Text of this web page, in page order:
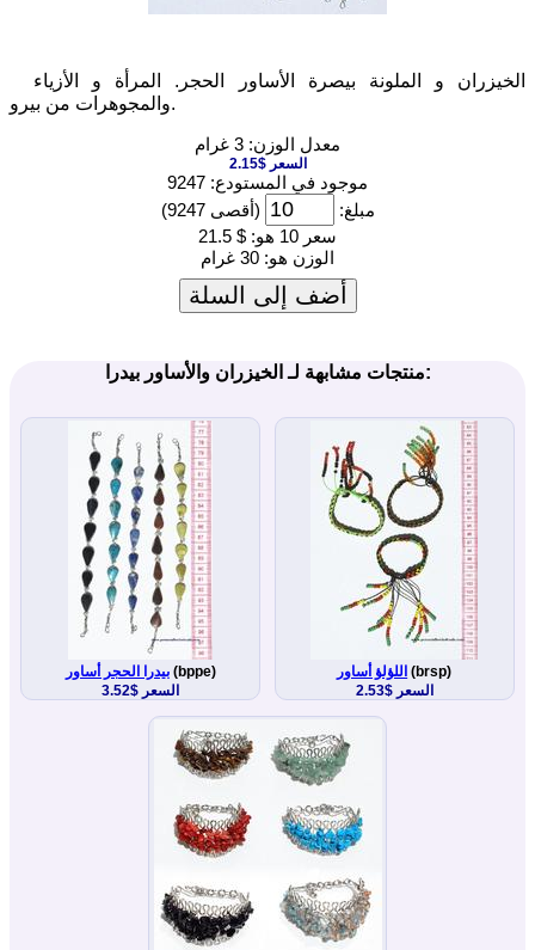
الخيزران و الملونة بيصرة الأساور الحجر. المرأة و الأزياء
والمجوهرات من بيرو.
معدل الوزن: 3 غرام
السعر $2.15
موجود في المستودع: 9247
مبلغ:
(أقصى 9247)
سعر 10 هو:
$ 21.5
الوزن هو: 30 غرام
أضف إلى السلة
منتجات مشابهة لـ الخيزران والأساور بيدرا:
بيدرا الحجر أساور(bppe)
السعر $3.52
اللؤلؤ أساور (brsp)
السعر $2.53